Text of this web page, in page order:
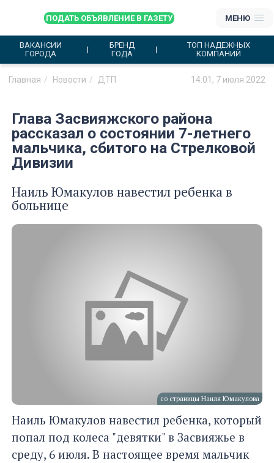
ПОДАТЬ ОБЪЯВЛЕНИЕ В ГАЗЕТУ МЕНЮ
ВАКАНСИИ
ГОРОДА
БРЕНД
ГОДА
ТОП НАДЕЖНЫХ
КОМПАНИЙ
Главная Новости ДТП 14:01, 7 июля 2022
Глава Засвияжского района
рассказал о состоянии 7-летнего
мальчика, сбитого на Стрелковой
Дивизии
Наиль Юмакулов навестил ребенка в
больнице
со страницы Наиля Юмакулова
Наиль Юмакулов навестил ребенка, который
попал под колеса "девятки" в Засвияжье в
среду, 6 июля. В настоящее время мальчик